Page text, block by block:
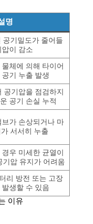
명
공기밀도가 줄어들
압이 감소
체에 의해 타이어
기 누출 발생
공기압을 점검하지
공기 손실 누적
가 손상되거나 마
서서히 누출
우 미세한 균열이
기압 유지가 어려움
리 방전 또는 고장
발생할 수 있음
이유